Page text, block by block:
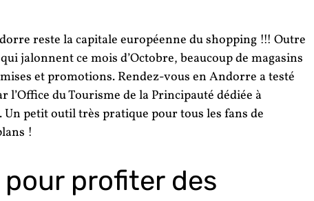
reste la capitale européenne du shopping !!! Outre
jalonnent ce mois d’Octobre, beaucoup de magasins
et promotions. Rendez-vous en Andorre a testé
l’Office du Tourisme de la Principauté dédiée à
Un petit outil très pratique pour tous les fans de
!
profiter des